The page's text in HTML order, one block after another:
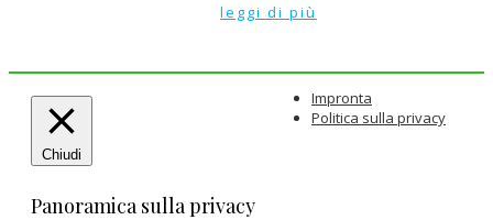
leggi di più
Impronta
Politica sulla privacy
Chiudi
Panoramica sulla privacy